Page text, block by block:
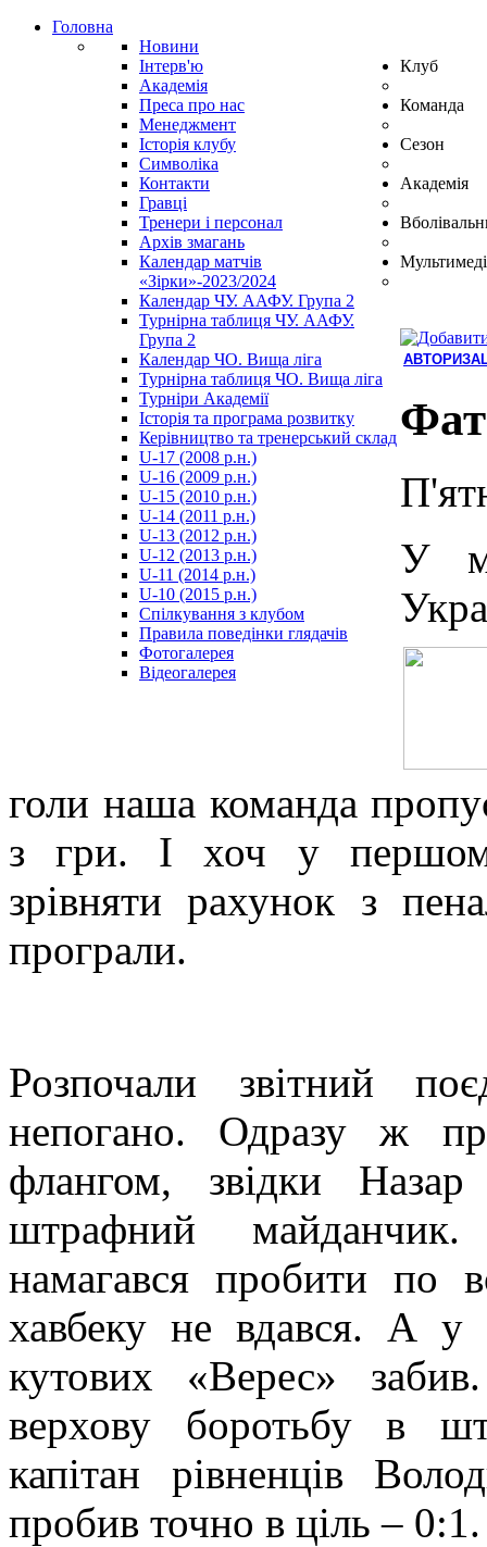
Головна
Новини
Інтерв'ю
Академія
Преса про нас
Клуб
Менеджмент
Історія клубу
Символіка
Контакти
Команда
Гравці
Тренери і персонал
Архів змагань
Сезон
Календар матчів
«Зірки»-2023/2024
Календар ЧУ. ААФУ. Група 2
Турнірна таблиця ЧУ. ААФУ.
Група 2
Календар ЧО. Вища ліга
Турнірна таблиця ЧО. Вища ліга
Академія
Турніри Академії
Історія та програма розвитку
Керівництво та тренерський склад
U-17 (2008 р.н.)
U-16 (2009 р.н.)
U-15 (2010 р.н.)
U-14 (2011 р.н.)
U-13 (2012 р.н.)
U-12 (2013 р.н.)
U-11 (2014 р.н.)
U-10 (2015 р.н.)
Спілкування з клубом
Правила поведінки глядачів
Фотогалерея
Відеогалерея
У
голи наша команда
з гри. І хоч у
зрівняти рахунок з
програли.
Розпочали звітний
непогано. Одразу ж
флангом, звідки
штрафний
намагався пробити по
хавбеку не вдався. А у
кутових «Верес»
верхову боротьбу в
капітан рівненців
пробив точно в ціль – 0:1.